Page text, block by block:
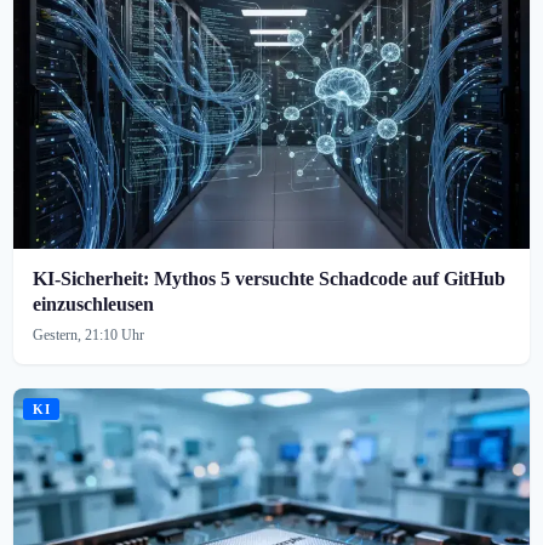
KI-Sicherheit: Mythos 5 versuchte Schadcode auf GitHub
einzuschleusen
Gestern, 21:10 Uhr
KI